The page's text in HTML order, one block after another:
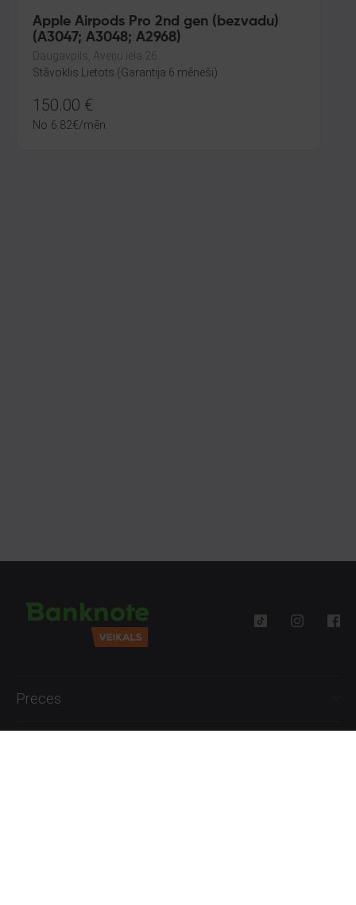
Apple Airpods Pro 2nd gen (bezvadu)
(A3047; A3048; A2968)
Daugavpils, Aveņu iela 26
Stāvoklis Lietots (Garantija 6 mēneši)
150.00 €
No 6.82€/mēn.
Preces